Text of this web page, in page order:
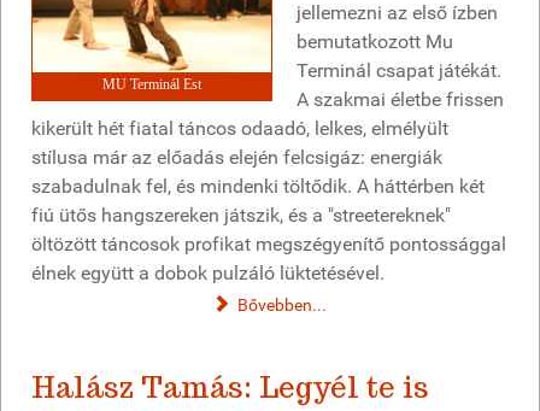
MU Terminál Est
jellemezni az első ízben
bemutatkozott Mu
Terminál csapat játékát.
A szakmai életbe frissen
kikerült hét fiatal táncos odaadó, lelkes, elmélyült
stílusa már az előadás elején felcsigáz: energiák
szabadulnak fel, és mindenki töltődik. A háttérben két
fiú ütős hangszereken játszik, és a "streetereknek"
öltözött táncosok profikat megszégyenítő pontossággal
élnek együtt a dobok pulzáló lüktetésével.
Bővebben...
Halász Tamás: Legyél te is